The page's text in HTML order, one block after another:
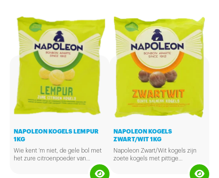
NAPOLEON KOGELS LEMPUR
1KG
Wie kent ‘m niet, de gele bol met
het zure citroenpoeder van
binnen. Deze zure citroenkogels
bestaan al 100 jaar en zijn al die
NAPOLEON KOGELS
ZWART/WIT 1KG
Napoleon Zwart/Wit kogels zijn
zoete kogels met pittige